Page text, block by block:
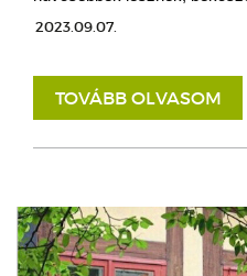
2023.09.07.
TOVÁBB OLVASOM